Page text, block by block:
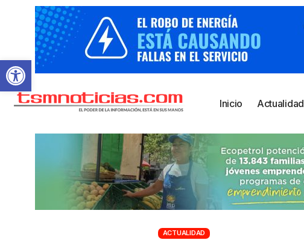
Abrir barra de herramientas
Inicio Actualidad
ACTUALIDAD